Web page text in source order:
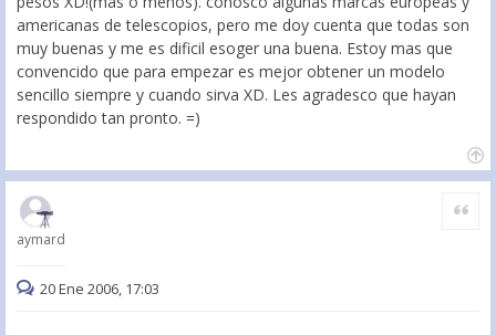
americanas de telescopios, pero me doy cuenta que todas son
muy buenas y me es dificil esoger una buena. Estoy mas que
convencido que para empezar es mejor obtener un modelo
sencillo siempre y cuando sirva XD. Les agradesco que hayan
respondido tan pronto. =)
aymard
Citar
20 Ene 2006, 17:03